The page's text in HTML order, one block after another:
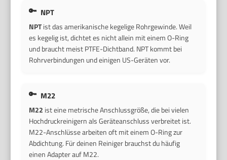
NPT
NPTist das amerikanische kegelige Rohrgewinde. Weil
es kegelig ist, dichtet es nicht allein mit einem O-Ring
und braucht meist PTFE-Dichtband. NPT kommt bei
Rohrverbindungen und einigen US-Geräten vor.
M22
M22 ist eine metrische Anschlussgröße, die bei vielen
Hochdruckreinigern als Geräteanschluss verbreitet ist.
M22-Anschlüsse arbeiten oft mit einem O-Ring zur
Abdichtung. Für deinen Reiniger brauchst du häufig
einen Adapter auf M22.